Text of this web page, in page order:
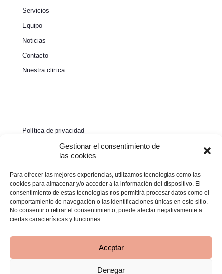
Gestionar el consentimiento de
las cookies
Para ofrecer las mejores experiencias, utilizamos tecnologías como las
cookies para almacenar y/o acceder a la información del dispositivo. El
consentimiento de estas tecnologías nos permitirá procesar datos como el
comportamiento de navegación o las identificaciones únicas en este sitio.
No consentir o retirar el consentimiento, puede afectar negativamente a
ciertas características y funciones.
Aceptar
Denegar
Servicios
Equipo
Noticias
Contacto
Nuestra clinica
Política de privacidad
Política de cookies
Declaración de accesibilidad